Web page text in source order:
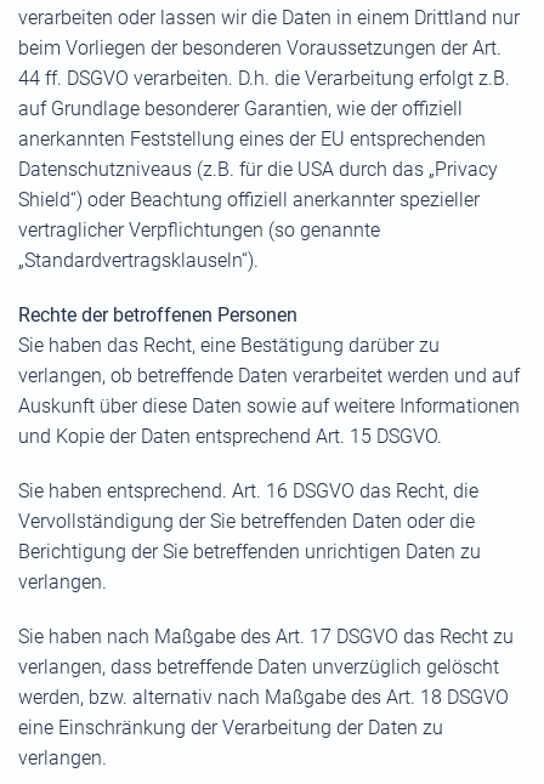
verarbeiten oder lassen wir die Daten in einem Drittland nur
beim Vorliegen der besonderen Voraussetzungen der Art.
44 ff. DSGVO verarbeiten. D.h. die Verarbeitung erfolgt z.B.
auf Grundlage besonderer Garantien, wie der offiziell
anerkannten Feststellung eines der EU entsprechenden
Datenschutzniveaus (z.B. für die USA durch das „Privacy
Shield“) oder Beachtung offiziell anerkannter spezieller
vertraglicher Verpflichtungen (so genannte
„Standardvertragsklauseln“).
Rechte der betroffenen Personen
Sie haben das Recht, eine Bestätigung darüber zu
verlangen, ob betreffende Daten verarbeitet werden und auf
Auskunft über diese Daten sowie auf weitere Informationen
und Kopie der Daten entsprechend Art. 15 DSGVO.
Sie haben entsprechend. Art. 16 DSGVO das Recht, die
Vervollständigung der Sie betreffenden Daten oder die
Berichtigung der Sie betreffenden unrichtigen Daten zu
verlangen.
Sie haben nach Maßgabe des Art. 17 DSGVO das Recht zu
verlangen, dass betreffende Daten unverzüglich gelöscht
werden, bzw. alternativ nach Maßgabe des Art. 18 DSGVO
eine Einschränkung der Verarbeitung der Daten zu
verlangen.